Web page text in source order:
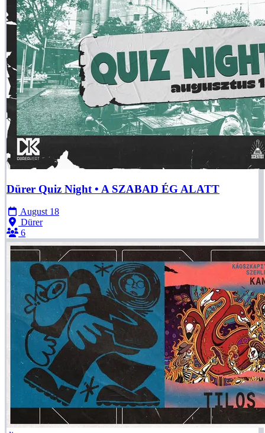
Dürer Quiz Night • A SZABAD ÉG ALATT
August 18
Dürer
6